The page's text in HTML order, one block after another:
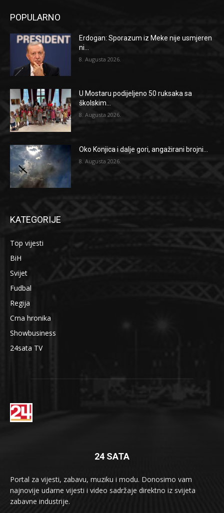
POPULARNO
Erdogan: Sporazum iz Meke nije usmjeren
ni...
8. Augusta 2026.
U Mostaru podijeljeno 50 ruksaka sa
školskim...
8. Augusta 2026.
Oko Konjica i dalje gori, angažirani brojni...
8. Augusta 2026.
KATEGORIJE
Top vijesti
BiH
Svijet
Fudbal
Regija
Crna hronika
Showbusiness
24sata TV
24 SATA
Portal za vijesti, zabavu, muziku i modu. Donosimo vam
najnovije udarne vijesti i video sadržaje direktno iz svijeta
zabavne industrije.